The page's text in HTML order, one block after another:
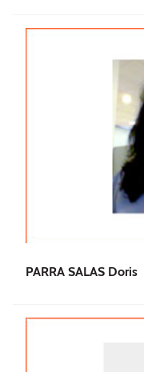
PARRA SALAS Doris